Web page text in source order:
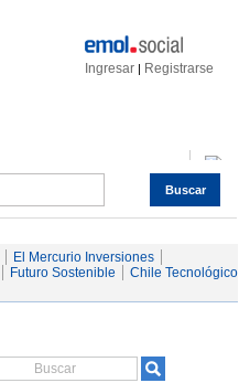
Ingresar | Registrarse
Buscar
Servicios
El Mercurio Inversiones
Futuro Sostenible
Chile Tecnológico